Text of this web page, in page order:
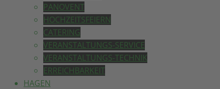
PANOVENT
HOCHZEITSFEIERN
CATERING
VERANSTALTUNGS-SERVICE
VERANSTALTUNGS-TECHNIK
ERREICHBARKEIT
HAGEN